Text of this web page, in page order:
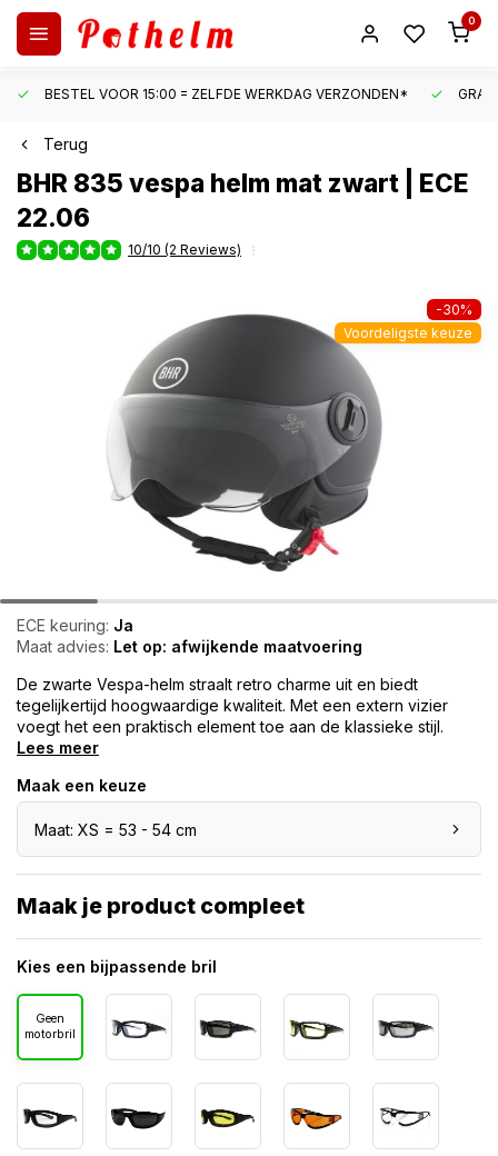
0
BESTEL VOOR 15:00 = ZELFDE WERKDAG VERZONDEN*
Terug
BHR 835 vespa helm mat zwart | ECE
22.06
10/10 (2 Reviews)
-30%
Voordeligste keuze
ECE keuring: Ja
Maat advies: Let op: afwijkende maatvoering
De zwarte Vespa-helm straalt retro charme uit en biedt
tegelijkertijd hoogwaardige kwaliteit. Met een extern vizier
voegt het een praktisch element toe aan de klassieke stijl.
Lees meer
Maak een keuze
Maat: XS = 53 - 54 cm
Maak je product compleet
Kies een bijpassende bril
Geen
motorbril